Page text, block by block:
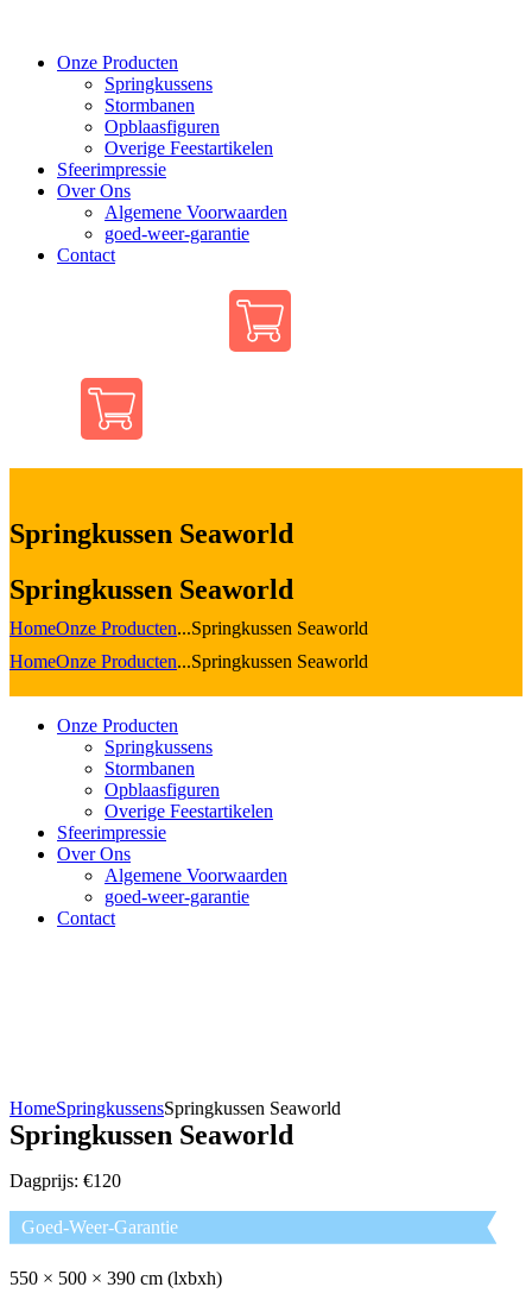
Onze Producten
Springkussens
Stormbanen
Opblaasfiguren
Overige Feestartikelen
Sfeerimpressie
Over Ons
Algemene Voorwaarden
goed-weer-garantie
Contact
Springkussen Seaworld
Springkussen Seaworld
HomeOnze Producten...Springkussen Seaworld
HomeOnze Producten...Springkussen Seaworld
Onze Producten
Springkussens
Stormbanen
Opblaasfiguren
Overige Feestartikelen
Sfeerimpressie
Over Ons
Algemene Voorwaarden
goed-weer-garantie
Contact
HomeSpringkussensSpringkussen Seaworld
Springkussen Seaworld
Dagprijs: €120
Goed-Weer-Garantie
550 × 500 × 390 cm (lxbxh)